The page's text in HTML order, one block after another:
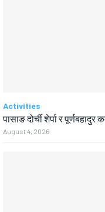
Activities
पासाङ दोर्ची शेर्पा र पूर्णबहादुर
August 4, 2026